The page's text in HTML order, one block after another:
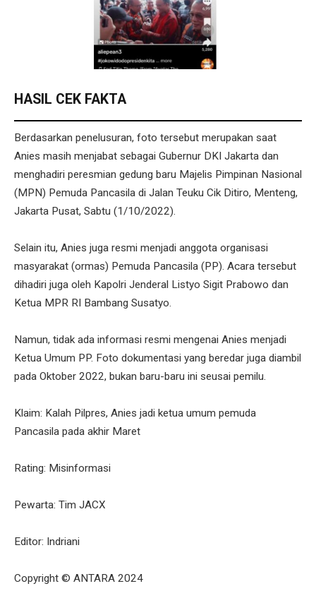
HASIL CEK FAKTA
Berdasarkan penelusuran, foto tersebut merupakan saat
Anies masih menjabat sebagai Gubernur DKI Jakarta dan
menghadiri peresmian gedung baru Majelis Pimpinan Nasional
(MPN) Pemuda Pancasila di Jalan Teuku Cik Ditiro, Menteng,
Jakarta Pusat, Sabtu (1/10/2022).
Selain itu, Anies juga resmi menjadi anggota organisasi
masyarakat (ormas) Pemuda Pancasila (PP). Acara tersebut
dihadiri juga oleh Kapolri Jenderal Listyo Sigit Prabowo dan
Ketua MPR RI Bambang Susatyo.
Namun, tidak ada informasi resmi mengenai Anies menjadi
Ketua Umum PP. Foto dokumentasi yang beredar juga diambil
pada Oktober 2022, bukan baru-baru ini seusai pemilu.
Klaim: Kalah Pilpres, Anies jadi ketua umum pemuda
Pancasila pada akhir Maret
Rating: Misinformasi
Pewarta: Tim JACX
Editor: Indriani
Copyright © ANTARA 2024